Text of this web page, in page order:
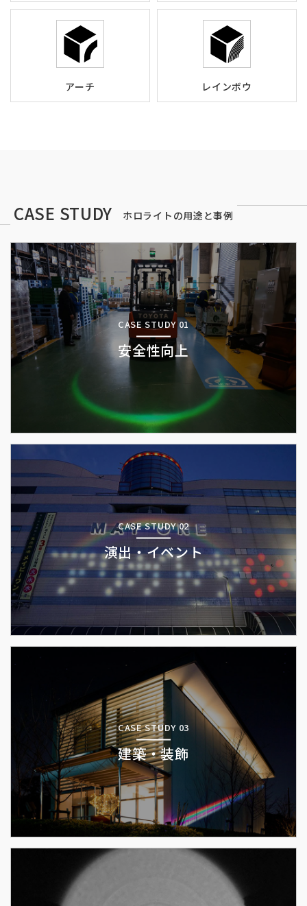
アーチ レインボウ
CASE STUDY ホロライトの用途と事例
CASE STUDY 01
安全性向上
CASE STUDY 02
演出・イベント
CASE STUDY 03
建築・装飾